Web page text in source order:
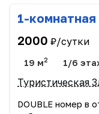
1-
2000 ₽/сутки
19 м2 1/6
Туристическая
DOUBLE номер в